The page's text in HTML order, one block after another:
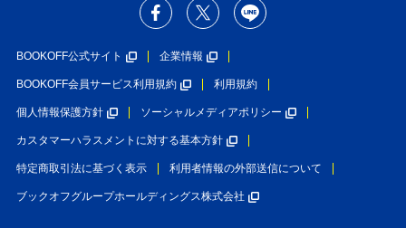
BOOKOFF公式サイト 企業情報
BOOKOFF会員サービス利用規約 利用規約
個人情報保護方針 ソーシャルメディアポリシー
カスタマーハラスメントに対する基本方針
特定商取引法に基づく表示 利用者情報の外部送信について
ブックオフグループホールディングス株式会社